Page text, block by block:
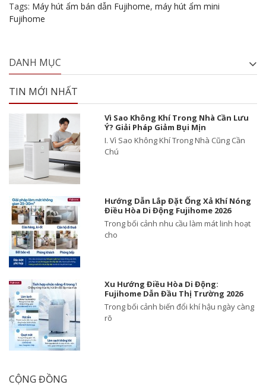
Tags: Máy hút ẩm bán dẫn Fujihome, máy hút ẩm mini
Fujihome
DANH MỤC
TIN MỚI NHẤT
Vì Sao Không Khí Trong Nhà Cần Lưu
Ý? Giải Pháp Giảm Bụi Mịn
I. Vì Sao Không Khí Trong Nhà Cũng Cần
Chú
Hướng Dẫn Lắp Đặt Ống Xả Khí Nóng
Điều Hòa Di Động Fujihome 2026
Trong bối cảnh nhu cầu làm mát linh hoạt
cho
Xu Hướng Điều Hòa Di Động:
Fujihome Dẫn Đầu Thị Trường 2026
Trong bối cảnh biến đổi khí hậu ngày càng
rõ
CỘNG ĐỒNG